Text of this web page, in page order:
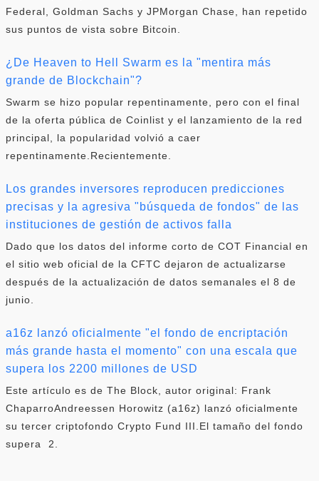
Federal, Goldman Sachs y JPMorgan Chase, han repetido
sus puntos de vista sobre Bitcoin.
¿De Heaven to Hell Swarm es la "mentira más
grande de Blockchain"?
Swarm se hizo popular repentinamente, pero con el final
de la oferta pública de Coinlist y el lanzamiento de la red
principal, la popularidad volvió a caer
repentinamente.Recientemente.
Los grandes inversores reproducen predicciones
precisas y la agresiva "búsqueda de fondos" de las
instituciones de gestión de activos falla
Dado que los datos del informe corto de COT Financial en
el sitio web oficial de la CFTC dejaron de actualizarse
después de la actualización de datos semanales el 8 de
junio.
a16z lanzó oficialmente "el fondo de encriptación
más grande hasta el momento" con una escala que
supera los 2200 millones de USD
Este artículo es de The Block, autor original: Frank
ChaparroAndreessen Horowitz (a16z) lanzó oficialmente
su tercer criptofondo Crypto Fund III.El tamaño del fondo
supera 2.